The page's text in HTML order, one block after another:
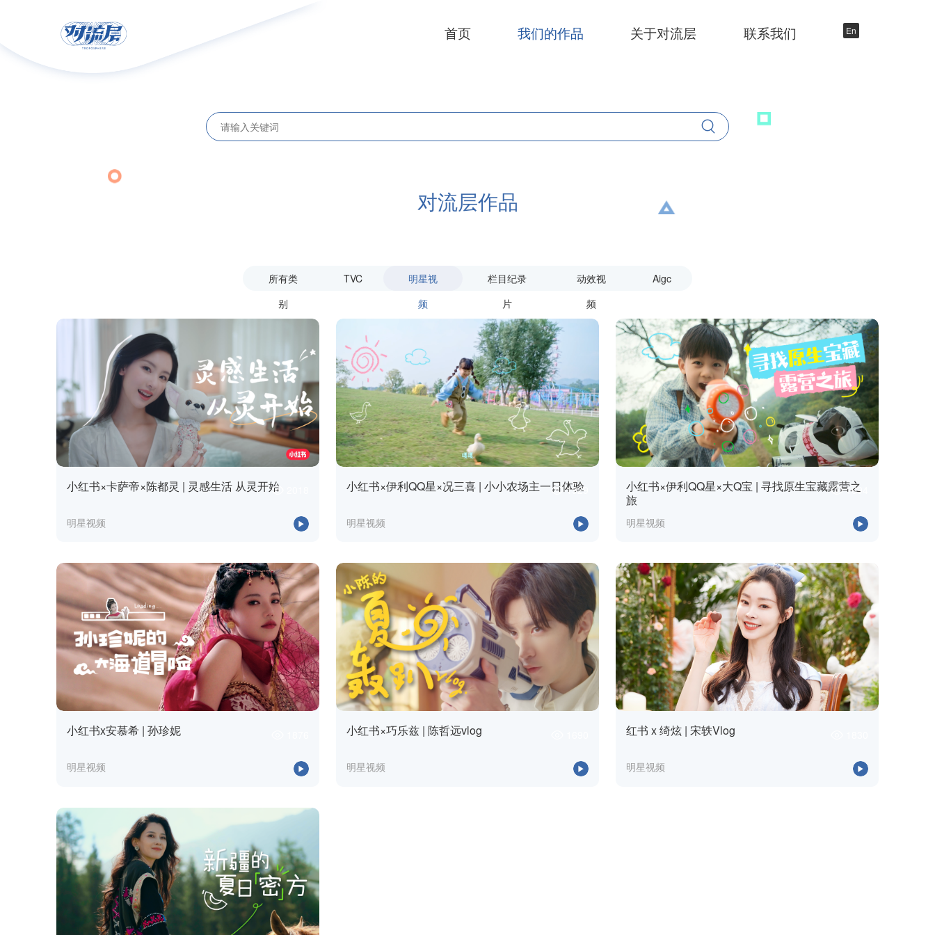
首页 我们的作品 关于对流层 联系我们 En
对流层作品
所有类
别
TVC
明星视
频
栏目纪录
片
动效视
频
Aigc
小红书×卡萨帝×陈都灵 | 灵感生活 从灵开始
明星视频
1929
小红书×伊利QQ星×况三喜 | 小小农场主一日体验
明星视频
1694
小红书×伊利QQ星×大Q宝 | 寻找原生宝藏露营之
旅
明星视频
小红书x安慕希 | 孙珍妮
明星视频
小红书×巧乐兹 | 陈哲远vlog
明星视频
红书 x 绮炫 | 宋轶Vlog
明星视频